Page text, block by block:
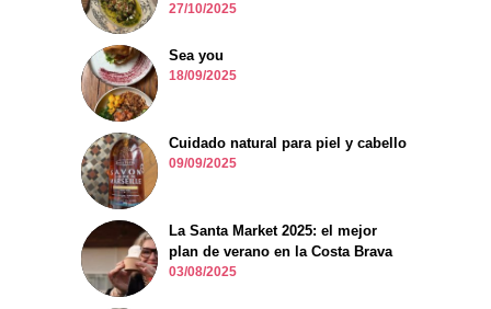
27/10/2025
Sea you
18/09/2025
Cuidado natural para piel y cabello
09/09/2025
La Santa Market 2025: el mejor
plan de verano en la Costa Brava
03/08/2025